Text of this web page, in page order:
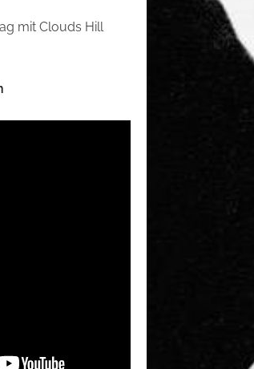
mit Clouds Hill